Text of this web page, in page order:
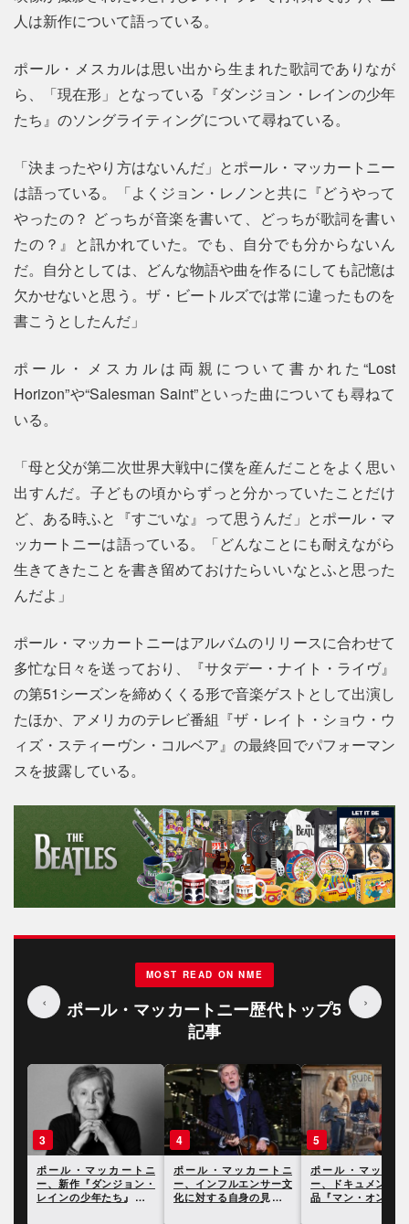
人は新作について語っている。
ポール・メスカルは思い出から生まれた歌詞でありなが
ら、「現在形」となっている『ダンジョン・レインの少年
たち』のソングライティングについて尋ねている。
「決まったやり方はないんだ」とポール・マッカートニー
は語っている。「よくジョン・レノンと共に『どうやって
やったの？ どっちが音楽を書いて、どっちが歌詞を書い
たの？』と訊かれていた。でも、自分でも分からないん
だ。自分としては、どんな物語や曲を作るにしても記憶は
欠かせないと思う。ザ・ビートルズでは常に違ったものを
書こうとしたんだ」
ポール・メスカルは両親について書かれた“Lost
Horizon”や“Salesman Saint”といった曲についても尋ねて
いる。
「母と父が第二次世界大戦中に僕を産んだことをよく思い
出すんだ。子どもの頃からずっと分かっていたことだけ
ど、ある時ふと『すごいな』って思うんだ」とポール・マ
ッカートニーは語っている。「どんなことにも耐えながら
生きてきたことを書き留めておけたらいいなとふと思った
んだよ」
ポール・マッカートニーはアルバムのリリースに合わせて
多忙な日々を送っており、『サタデー・ナイト・ライヴ』
の第51シーズンを締めくくる形で音楽ゲストとして出演し
たほか、アメリカのテレビ番組『ザ・レイト・ショウ・ウ
ィズ・スティーヴン・コルベア』の最終回でパフォーマン
スを披露している。
‹
MOST READ ON NME
ポール・マッカートニー歴代トップ5
記事
›
3
ポール・マッカートニ
ー、新作『ダンジョン・
レインの少年たち』につ
4
ポール・マッカートニ
ー、インフルエンサー文
化に対する自身の見解を
5
ポール・マッカー
ー、ドキュメンタ
品『マン・オン・